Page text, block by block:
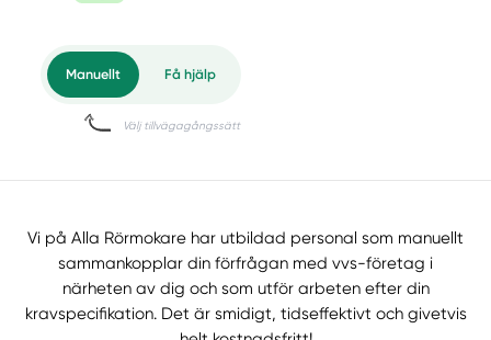
Vi på Alla Rörmokare har utbildad personal som manuellt
sammankopplar din förfrågan med vvs-företag i
närheten av dig och som utför arbeten efter din
kravspecifikation. Det är smidigt, tidseffektivt och givetvis